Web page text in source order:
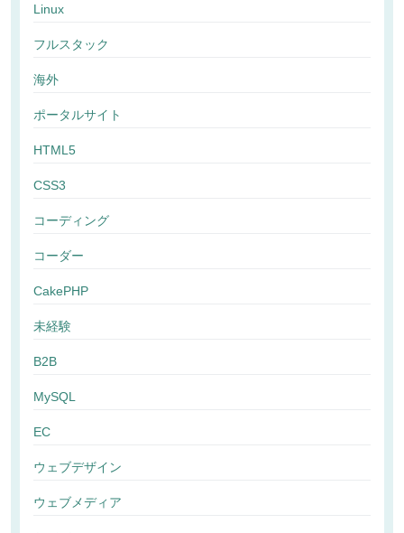
Linux
フルスタック
海外
ポータルサイト
HTML5
CSS3
コーディング
コーダー
CakePHP
未経験
B2B
MySQL
EC
ウェブデザイン
ウェブメディア